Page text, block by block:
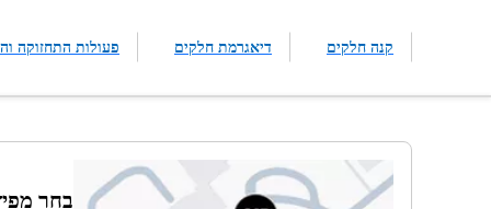
קנה חלקים דיאגרמת חלקים פעולות התחזוקה
בחר